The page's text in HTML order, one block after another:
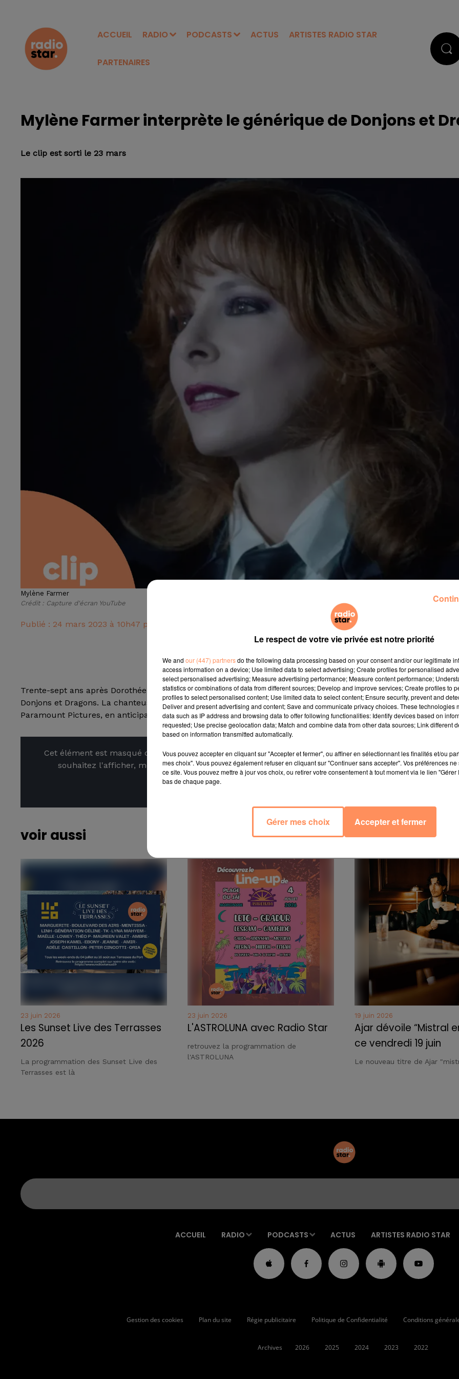
ACCUEIL RADIO PODCASTS ACTUS ARTISTES RADIO STAR
PARTENAIRES
Mylène Farmer interprète le générique de Donjons et
Le clip est sorti le 23 mars
Mylène Farmer
Crédit : Capture d'écran YouTube
Publié : 24 mars 2023 à 10h47 par Radio Star
Trente-sept ans après Dorothée, Mylène Farmer fait à son tour un petit bond dans l'univers du jeu de rôle
Donjons et Dragons. La chanteuse française a sorti mercredi un nouveau clip produit en collaboration avec
Paramount Pictures, en anticipation de la sortie du film Donjons et Dragons : L'Honneur des voleurs, le 12
Cet élément est masqué compte-tenu du refus du dépôt de cookies que vous avez exprimé. Si vous
souhaitez l'afficher, merci de nous donner votre accord en cliquant sur le bouton ci-dessous.
voir aussi
23 juin 2026
Les Sunset Live des Terrasses
2026
La programmation des Sunset Live des
Terrasses est là
23 juin 2026
L'ASTROLUNA avec Radio Star
retrouvez la programmation de
l'ASTROLUNA
19 juin 2026
Ajar dévoile “Mistral
ce vendredi 19 juin
Le nouveau titre de Ajar
ACCUEIL RADIO PODCASTS ACTUS ARTISTES RADIO STAR
Gestion des cookies Plan du site Régie publicitaire Politique de Confidentialité Conditions
Archives 2026 2025 2024 2023 2022
Le respect de votre vie privée est notre priorité
We and our (447) partnersdo the following data processing based on your consent and/or our legitimate
access information on a device; Use limited data to select advertising; Create profiles for personalised
select personalised advertising; Measure advertising performance; Measure content performance;
statistics or combinations of data from different sources; Develop and improve services; Create profiles to
profiles to select personalised content; Use limited data to select content; Ensure security, prevent and
Deliver and present advertising and content; Save and communicate privacy choices. These technologies
data such as IP address and browsing data to offer following functionalities: Identify devices based on
requested; Use precise geolocation data; Match and combine data from other data sources; Link different
based on information transmitted automatically.
Vous pouvez accepter en cliquant sur "Accepter et fermer", ou affiner en sélectionnant les finalités et/ou
mes choix". Vous pouvez également refuser en cliquant sur "Continuer sans accepter". Vos préférences
ce site. Vous pouvez mettre à jour vos choix, ou retirer votre consentement à tout moment via le lien
bas de chaque page.
Gérer mes choix Accepter et fermer